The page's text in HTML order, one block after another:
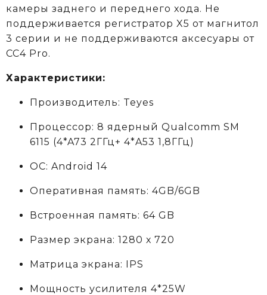
камеры заднего и переднего хода. Не
поддерживается регистратор X5 от магнитол
3 серии и не поддерживаются аксеcуары от
CC4 Pro.
Характеристики:
Производитель: Teyes
Процессор: 8 ядерный Qualcomm SM
6115 (4*A73 2ГГц+ 4*A53 1,8ГГц)
ОС: Android 14
Оперативная память: 4GB/6GB
Встроенная память: 64 GB
Размер экрана: 1280 х 720
Матрица экрана: IPS
Мощность усилителя 4*25W